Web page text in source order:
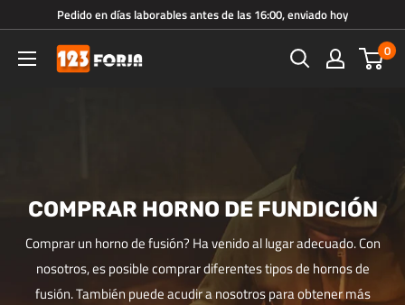
directamente
Pedido en días laborables antes de las 16:00, enviado hoy
123forja.es 0
COMPRAR HORNO DE FUNDICIÓN
Comprar un horno de fusión? Ha venido al lugar adecuado. Con
nosotros, es posible comprar diferentes tipos de hornos de
fusión. También puede acudir a nosotros para obtener más